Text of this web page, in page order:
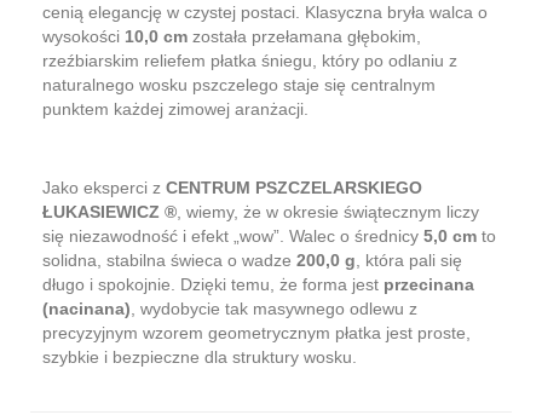
cenią elegancję w czystej postaci. Klasyczna bryła walca o
wysokości 10,0 cm została przełamana głębokim,
rzeźbiarskim reliefem płatka śniegu, który po odlaniu z
naturalnego wosku pszczelego staje się centralnym
punktem każdej zimowej aranżacji.
Jako eksperci z CENTRUM PSZCZELARSKIEGO
ŁUKASIEWICZ ® , wiemy, że w okresie świątecznym liczy
się niezawodność i efekt „wow”. Walec o średnicy 5,0 cm to
solidna, stabilna świeca o wadze 200,0 g , która pali się
długo i spokojnie. Dzięki temu, że forma jest przecinana
(nacinana) , wydobycie tak masywnego odlewu z
precyzyjnym wzorem geometrycznym płatka jest proste,
szybkie i bezpieczne dla struktury wosku.